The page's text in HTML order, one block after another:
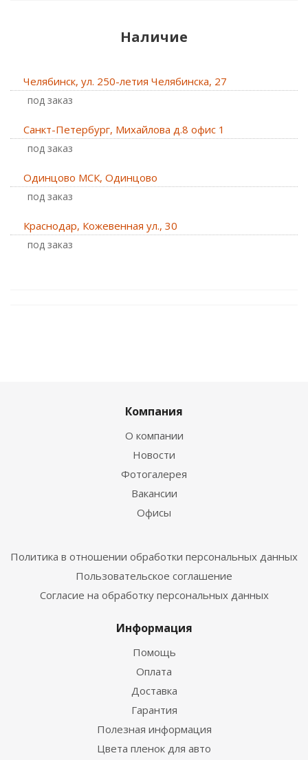
Наличие
Челябинск, ул. 250-летия Челябинска, 27
Под заказ
Санкт-Петербург, Михайлова д.8 офис 1
Под заказ
Одинцово МСК, Одинцово
Под заказ
Краснодар, Кожевенная ул., 30
Под заказ
Компания
О компании
Новости
Фотогалерея
Вакансии
Офисы
Политика в отношении обработки персональных данных
Пользовательское соглашение
Согласие на обработку персональных данных
Информация
Помощь
Оплата
Доставка
Гарантия
Полезная информация
Цвета пленок для авто